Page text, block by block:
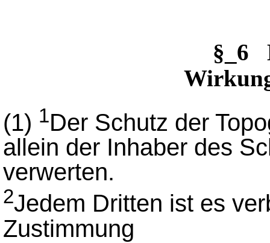
§_6
(1) 1Der Schutz der
allein der Inhaber des
verwerten.
2Jedem Dritten ist es
Zustimmung